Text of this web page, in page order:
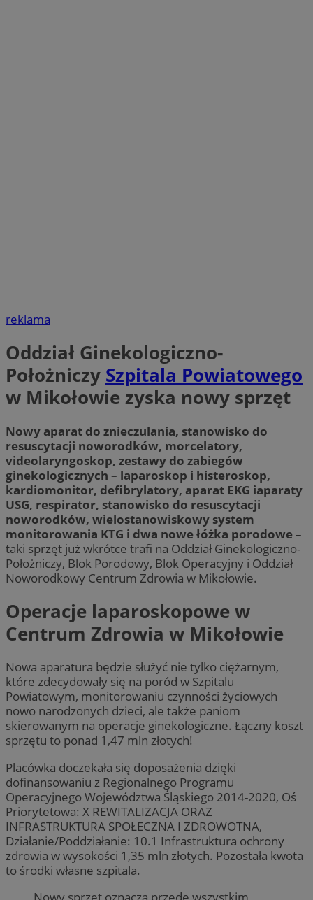
reklama
Oddział Ginekologiczno-
Położniczy Szpitala Powiatowego
w Mikołowie zyska nowy sprzęt
Nowy aparat do znieczulania, stanowisko do
resuscytacji noworodków, morcelatory,
videolaryngoskop, zestawy do zabiegów
ginekologicznych – laparoskop i histeroskop,
kardiomonitor, defibrylatory, aparat EKG iaparaty
USG, respirator, stanowisko do resuscytacji
noworodków, wielostanowiskowy system
monitorowania KTG i dwa nowe łóżka porodowe–
taki sprzęt już wkrótce trafi na Oddział Ginekologiczno-
Położniczy, Blok Porodowy, Blok Operacyjny i Oddział
Noworodkowy Centrum Zdrowia w Mikołowie.
Operacje laparoskopowe w
Centrum Zdrowia w Mikołowie
Nowa aparatura będzie służyć nie tylko ciężarnym,
które zdecydowały się na poród w Szpitalu
Powiatowym, monitorowaniu czynności życiowych
nowo narodzonych dzieci, ale także paniom
skierowanym na operacje ginekologiczne. Łączny koszt
sprzętu to ponad 1,47 mln złotych!
Placówka doczekała się doposażenia dzięki
dofinansowaniu z Regionalnego Programu
Operacyjnego Województwa Śląskiego 2014-2020, Oś
Priorytetowa: X REWITALIZACJA ORAZ
INFRASTRUKTURA SPOŁECZNA I ZDROWOTNA,
Działanie/Poddziałanie: 10.1 Infrastruktura ochrony
zdrowia w wysokości 1,35 mln złotych. Pozostała kwota
to środki własne szpitala.
Nowy sprzęt oznacza przede wszystkim